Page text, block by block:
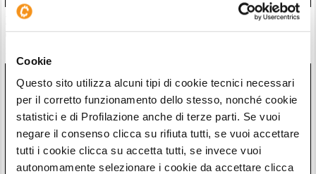
Cookie
Questo sito utilizza alcuni tipi di cookie tecnici necessari
per il corretto funzionamento dello stesso, nonché cookie
statistici e di Profilazione anche di terze parti. Se vuoi
negare il consenso clicca su rifiuta tutti, se vuoi accettare
tutti i cookie clicca su accetta tutti, se invece vuoi
autonomamente selezionare i cookie da accettare clicca
Zcash completa l’atteso aggiornamento Ironwood: la supply
di $ZEC è ora verificata